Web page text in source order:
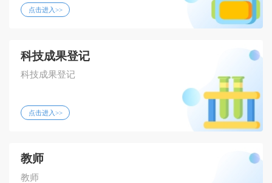
点击进入>>
科技成果登记
科技成果登记
点击进入>>
教师
教师